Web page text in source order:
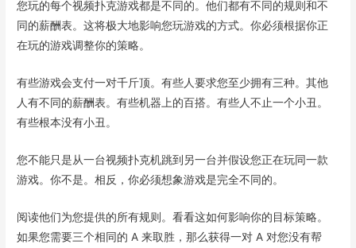
您玩的每个视频扑克游戏都是不同的。他们都有不同的规则和不
同的薪酬表。这将极大地影响您玩游戏的方式。你必须根据你正
在玩的游戏调整你的策略。
有些游戏会支付一对千斤顶。有些人要求您至少拥有三种。其他
人有不同的薪酬表。有些机器上的百搭。有些人不止一个小丑。
有些根本没有小丑。
您不能只是从一台视频扑克机跳到另一台并假设您正在玩同一款
游戏。你不是。相反，你必须想象游戏是完全不同的。
阅读他们为您提供的所有规则。看看这如何影响你的目标策略。
如果您需要三个相同的 A 来取胜，那么获得一对 A 对您没有帮